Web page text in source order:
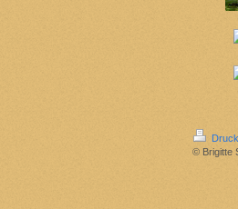
© Brigitte